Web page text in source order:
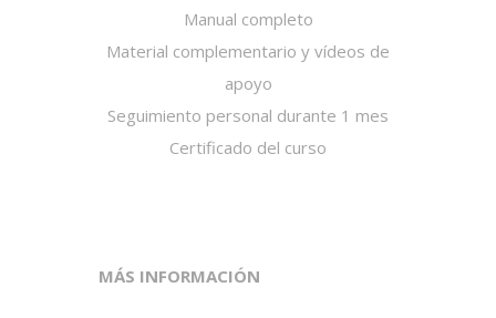
Manual completo
Material complementario y vídeos de
apoyo
Seguimiento personal durante 1 mes
Certificado del curso
MÁS INFORMACIÓN